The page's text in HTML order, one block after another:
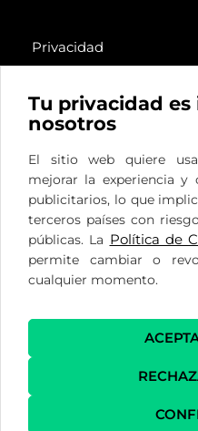
Privacidad
Cookies
Legal
Plaza del Ferrocarril, 12
Bajo
28290 Las Matas, Madrid
(+34) 689 816 430
Tu privacidad
nosotros
El sitio web quiere
mejorar la experiencia
publicitarios, lo que
terceros países con
públicas. La Política de
permite cambiar o
cualquier momento.